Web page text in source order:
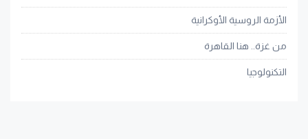
الأزمة الروسية الأوكرانية
من غزة.. هنا القاهرة
التكنولوجيا